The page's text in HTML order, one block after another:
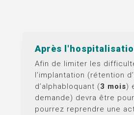
Après
Afin de limiter les
l’implantation (rétention
d’alphabloquant (3 mois)
demande) devra être
pourrez reprendre une